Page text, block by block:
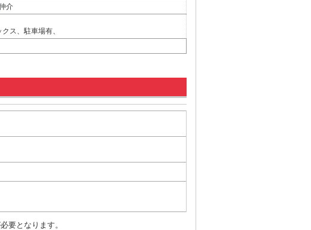
介
ス、駐車場有、
要となります。